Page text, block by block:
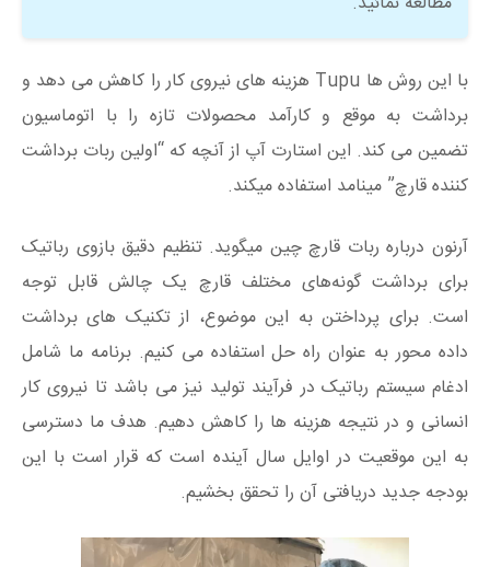
با این روش ها Tupu هزینه های نیروی کار را کاهش می دهد و
برداشت به موقع و کارآمد محصولات تازه را با اتوماسیون
تضمین می کند. این استارت آپ از آنچه که “اولین ربات برداشت
کننده قارچ” مینامد استفاده میکند.
آرنون درباره ربات قارچ چین میگوید. تنظیم دقیق بازوی رباتیک
برای برداشت گونه‌های مختلف قارچ یک چالش قابل توجه
است. برای پرداختن به این موضوع، از تکنیک های برداشت
داده محور به عنوان راه حل استفاده می کنیم. برنامه ما شامل
ادغام سیستم رباتیک در فرآیند تولید نیز می باشد تا نیروی کار
انسانی و در نتیجه هزینه ها را کاهش دهیم. هدف ما دسترسی
به این موقعیت در اوایل سال آینده است که قرار است با این
بودجه جدید دریافتی آن را تحقق بخشیم.